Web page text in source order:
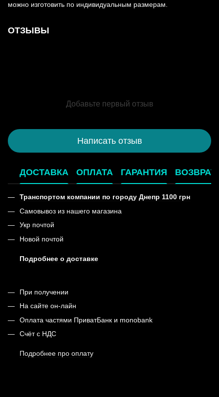
можно изготовить по индивидуальным размерам.
ОТЗЫВЫ
Добавьте первый отзыв
Написать отзыв
ДОСТАВКА ОПЛАТА ГАРАНТИЯ ВОЗВРАТ
Транспортом компании по городу Днепр 1100 грн
Самовывоз из нашего магазина
Укр почтой
Новой почтой
Подробнее о доставке
При получении
На сайте он-лайн
Оплата частями ПриватБанк и monobank
Счёт с НДС
Подробнее про оплату